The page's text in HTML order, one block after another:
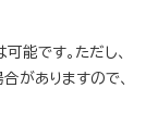
能です。ただし、
がありますので、